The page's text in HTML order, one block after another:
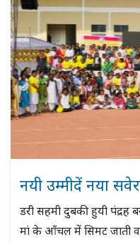
नयी उम्मीदें नया
डरी सहमी दुबकी हुयी
मां के आँचल में सिमट जाती